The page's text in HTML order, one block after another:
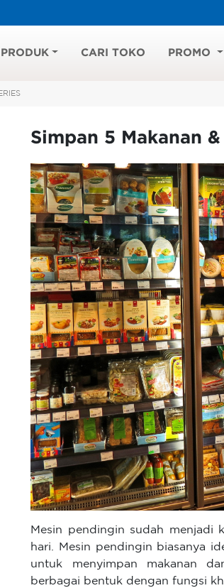
PRODUK CARI TOKO PROMO
Simpan 5 Makanan
Mesin pendingin sudah menjadi
hari. Mesin pendingin biasanya
untuk menyimpan makanan
berbagai bentuk dengan fungsi